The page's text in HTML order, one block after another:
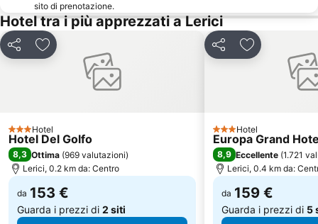
Borgotaro
Pietrasanta
Borgo di Montemarcello
Spiaggia di Bonassola
Mercato di Piazza Marconi
Zum Zeri - Passo due Santi
Borgo di Manarola
sito di prenotazione.
Hotel tra i più apprezzati a Lerici
CondividiAggiungi ai preferiti
3 StelleHotel
Hotel Del Golfo
8,3 Ottima (969 valutazioni)
Lerici, 0.2 km da: Centro
da 153 €
Guarda i prezzi di 2 siti
CondividiAggiungi ai
3 StelleHotel
Europa Grand
8,9 Eccellente (1.721
Lerici, 0.4 km da:
da 159 €
Guarda i prezzi di 5